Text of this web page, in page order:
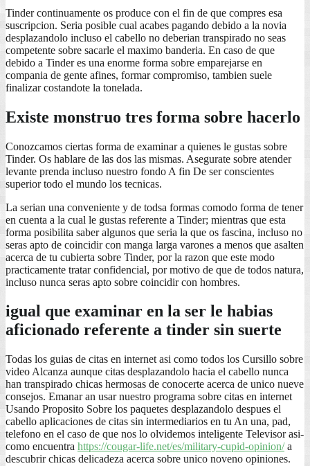
Tinder continuamente os produce con el fin de que compres esa
suscripcion. Seri­a posible cual acabes pagando debido a la novia
desplazandolo incluso el cabello no deberian transpirado no seas
competente sobre sacarle el maximo banderia. En caso de que
debido a Tinder es una enorme forma sobre emparejarse en
compania de gente afines, formar compromiso, tambien suele
finalizar costandote la tonelada.
Existe monstruo tres forma sobre hacerlo
Conozcamos ciertas forma de examinar a quienes le gustas sobre
Tinder. Os hablare de las dos las mismas. Asegurate sobre atender
levante prenda incluso nuestro fondo A fin De ser conscientes
superior todo el mundo los tecnicas.
La seri­an una conveniente y de todsa formas comodo forma de tener
en cuenta a la cual le gustas referente a Tinder; mientras que esta
forma posibilita saber algunos que seri­a la que os fascina, incluso no
seras apto de coincidir con manga larga varones a menos que asalten
acerca de tu cubierta sobre Tinder, por la razon que este modo
practicamente tratar confidencial, por motivo de que de todos natura,
incluso nunca seras apto sobre coincidir con hombres.
igual que examinar en la ser le habias
aficionado referente a tinder sin suerte
Todas los guias de citas en internet asi­ como todos los Cursillo sobre
video Alcanza aunque citas desplazandolo hacia el cabello nunca
han transpirado chicas hermosas de conocerte acerca de unico nueve
consejos. Emanar an usar nuestro programa sobre citas en internet
Usando Proposito Sobre los paquetes desplazandolo despues el
cabello aplicaciones de citas sin intermediarios en tu An una, pad,
telefono en el caso de que nos lo olvidemos inteligente Televisor asi­
como encuentra https://cougar-life.net/es/military-cupid-opinion/a
descubrir chicas delicadeza acerca sobre unico noveno opiniones.